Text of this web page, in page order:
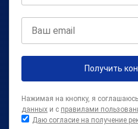
Получить
Нажимая на кнопку, я
данных и с правилами
Даю согласие на получение